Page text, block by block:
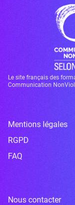
Le site français des
Communication
Mentions légales
RGPD
FAQ
Nous contacter